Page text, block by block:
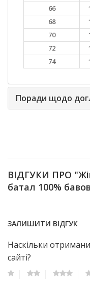
66
68
70
72
74
Поради щодо
ВІДГУКИ ПРО
батал 100%
ЗАЛИШИТИ ВІДГУК
Наскільки
сайті?